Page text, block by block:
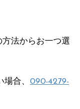
法からお一つ選
合、 090-4279-